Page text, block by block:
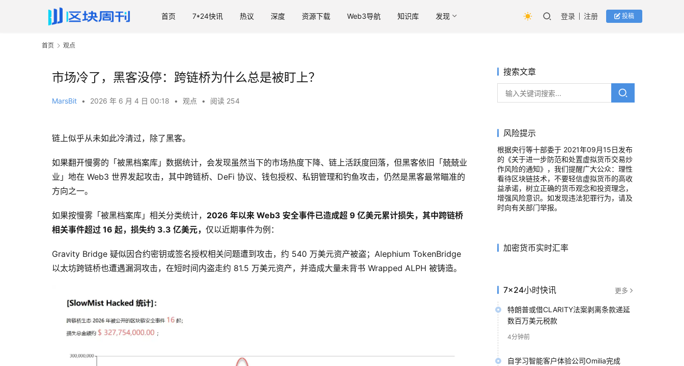
首页 7*24快讯 热议 深度 资源下载 Web3导航 知识库 发现 登录 注册 投稿
首页 观点
市场冷了，黑客没停：跨链桥为什么总是被盯上？
MarsBit • 2026 年 6 月 4 日 00:18 • 观点 • 阅读 254
链上似乎从未如此冷清过，除了黑客。
如果翻开慢雾的「被黑档案库」数据统计，会发现虽然当下的市场热度下降、链上活跃度回落，但黑客依旧「兢兢业
业」地在 Web3 世界发起攻击，其中跨链桥、DeFi 协议、钱包授权、私钥管理和钓鱼攻击，仍然是黑客最常瞄准的
方向之一。
如果按慢雾「被黑档案库」相关分类统计， 2026 年以来 Web3 安全事件已造成超 9 亿美元累计损失，其中跨链桥
相关事件超过 16 起，损失约 3.3 亿美元， 仅以近期事件为例：
Gravity Bridge 疑似因合约密钥或签名授权相关问题遭到攻击，约 540 万美元资产被盗；Alephium TokenBridge
以太坊跨链桥也遭遇漏洞攻击，在短时间内盗走约 81.5 万美元资产，并造成大量未背书 Wrapped ALPH 被铸造。
搜索文章
风险提示
根据央行等十部委于 2021年09月15日发布
的《关于进一步防范和处置虚拟货币交易炒
作风险的通知》，我们提醒广大公众：理性
看待区块链技术，不要轻信虚拟货币的高收
益承诺，树立正确的货币观念和投资理念，
增强风险意识。如发现违法犯罪行为，请及
时向有关部门举报。
加密货币实时汇率
7×24小时快讯 更多
特朗普或借CLARITY法案剥离条款递延
数百万美元税款
4分钟前
自学习智能客户体验公司Omilia完成